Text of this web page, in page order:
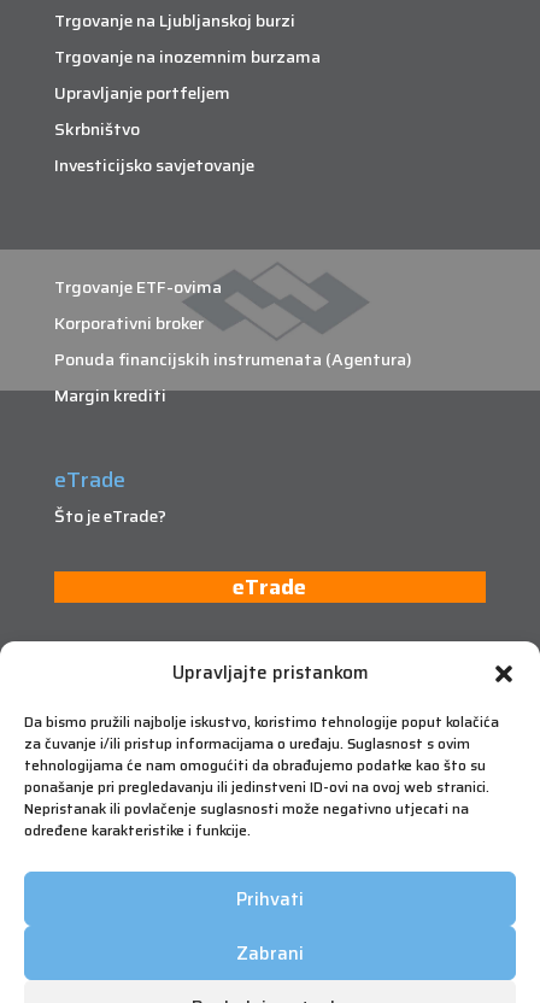
Upravljajte pristankom
Da bismo pružili najbolje iskustvo, koristimo tehnologije poput kolačića
za čuvanje i/ili pristup informacijama o uređaju. Suglasnost s ovim
tehnologijama će nam omogućiti da obrađujemo podatke kao što su
ponašanje pri pregledavanju ili jedinstveni ID-ovi na ovoj web stranici.
Nepristanak ili povlačenje suglasnosti može negativno utjecati na
određene karakteristike i funkcije.
Prihvati
Zabrani
Trgovanje na Ljubljanskoj burzi
Trgovanje na inozemnim burzama
Upravljanje portfeljem
Skrbništvo
Investicijsko savjetovanje
Trgovanje ETF-ovima
Korporativni broker
Ponuda financijskih instrumenata (Agentura)
Margin krediti
eTrade
Što je eTrade?
eTrade